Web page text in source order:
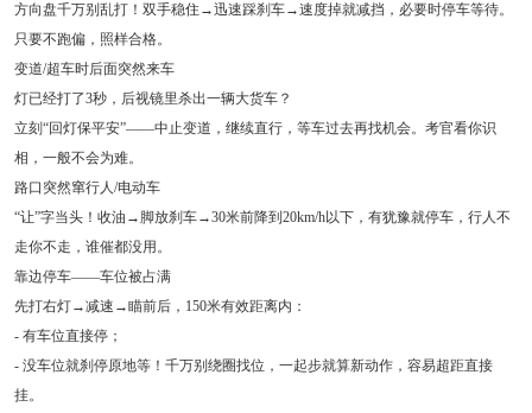
方向盘千万别乱打！双手稳住→迅速踩刹车→速度掉就减挡，必要时停车等待。
只要不跑偏，照样合格。
变道/超车时后面突然来车
灯已经打了3秒，后视镜里杀出一辆大货车？
立刻“回灯保平安”——中止变道，继续直行，等车过去再找机会。考官看你识
相，一般不会为难。
路口突然窜行人/电动车
“让”字当头！收油→脚放刹车→30米前降到20km/h以下，有犹豫就停车，行人不
走你不走，谁催都没用。
靠边停车——车位被占满
先打右灯→减速→瞄前后，150米有效距离内：
- 有车位直接停；
- 没车位就刹停原地等！千万别绕圈找位，一起步就算新动作，容易超距直接
挂。